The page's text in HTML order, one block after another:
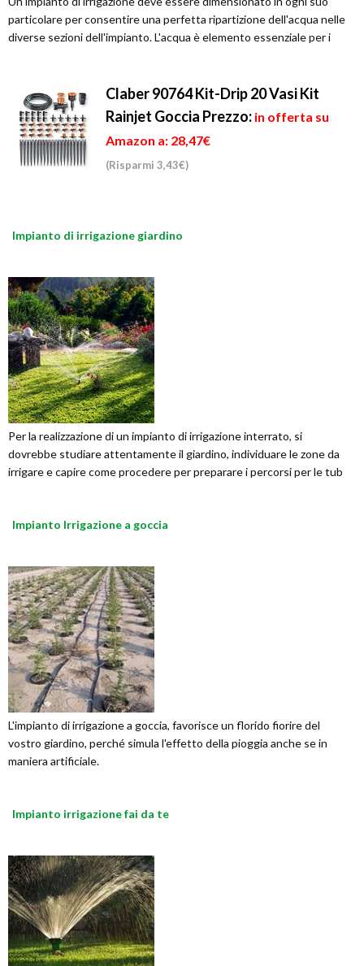
particolare per consentire una perfetta ripartizione dell'acqua nelle
diverse sezioni dell'impianto. L'acqua è elemento essenziale per i
Claber 90764 Kit-Drip 20 Vasi Kit
Rainjet Goccia Prezzo: in offerta su
Amazon a: 28,47€
(Risparmi 3,43€)
Impianto di irrigazione giardino
Per la realizzazione di un impianto di irrigazione interrato, si
dovrebbe studiare attentamente il giardino, individuare le zone da
irrigare e capire come procedere per preparare i percorsi per le tub
Impianto Irrigazione a goccia
L'impianto di irrigazione a goccia, favorisce un florido fiorire del
vostro giardino, perché simula l'effetto della pioggia anche se in
maniera artificiale.
Impianto irrigazione fai da te